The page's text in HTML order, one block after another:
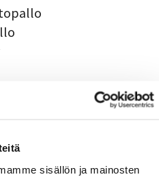
sisällön ja mainosten
ma 17.8.2026